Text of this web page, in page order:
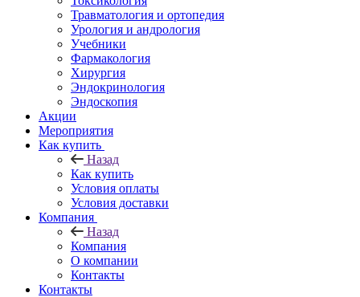
Травматология и ортопедия
Урология и андрология
Учебники
Фармакология
Хирургия
Эндокринология
Эндоскопия
Акции
Мероприятия
Как купить
Назад
Как купить
Условия оплаты
Условия доставки
Компания
Назад
Компания
О компании
Контакты
Контакты